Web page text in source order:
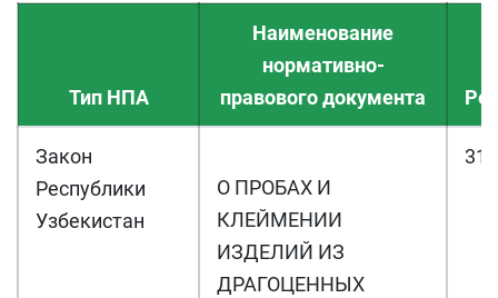
Тип НПА
Наименование
нормативно-
правового документа
Закон
Республики
Узбекистан
О ПРОБАХ И
КЛЕЙМЕНИИ
ИЗДЕЛИЙ ИЗ
ДРАГОЦЕННЫХ